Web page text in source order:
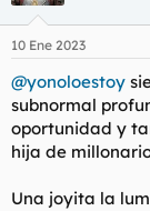
e
:
10 Ene 2023
@yonoloestoy
subnormal
oportunidad y
hija de
Una joyita la